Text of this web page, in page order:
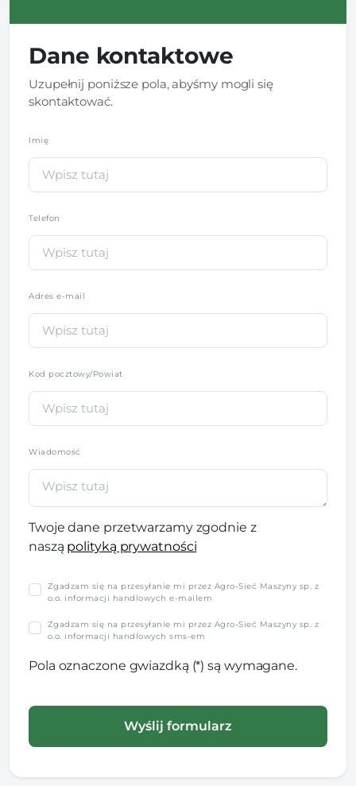
Dane kontaktowe
Uzupełnij poniższe pola, abyśmy mogli się
skontaktować.
Imię
Telefon
Adres e-mail
Kod pocztowy/Powiat
Wiadomość
Twoje dane przetwarzamy zgodnie z
naszą polityką prywatności
Zgadzam się na przesyłanie mi przez Agro-Sieć Maszyny sp. z
o.o. informacji handlowych e-mailem
Zgadzam się na przesyłanie mi przez Agro-Sieć Maszyny sp. z
o.o. informacji handlowych sms-em
Pola oznaczone gwiazdką (*) są wymagane.